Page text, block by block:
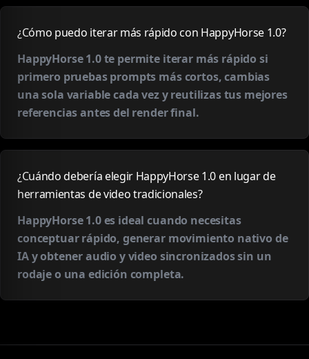
¿Cómo puedo iterar más rápido con HappyHorse 1.0?
HappyHorse 1.0 te permite iterar más rápido si
primero pruebas prompts más cortos, cambias
una sola variable cada vez y reutilizas tus mejores
referencias antes del render final.
¿Cuándo debería elegir HappyHorse 1.0 en lugar de
herramientas de video tradicionales?
HappyHorse 1.0 es ideal cuando necesitas
conceptuar rápido, generar movimiento nativo de
IA y obtener audio y video sincronizados sin un
rodaje o una edición completa.